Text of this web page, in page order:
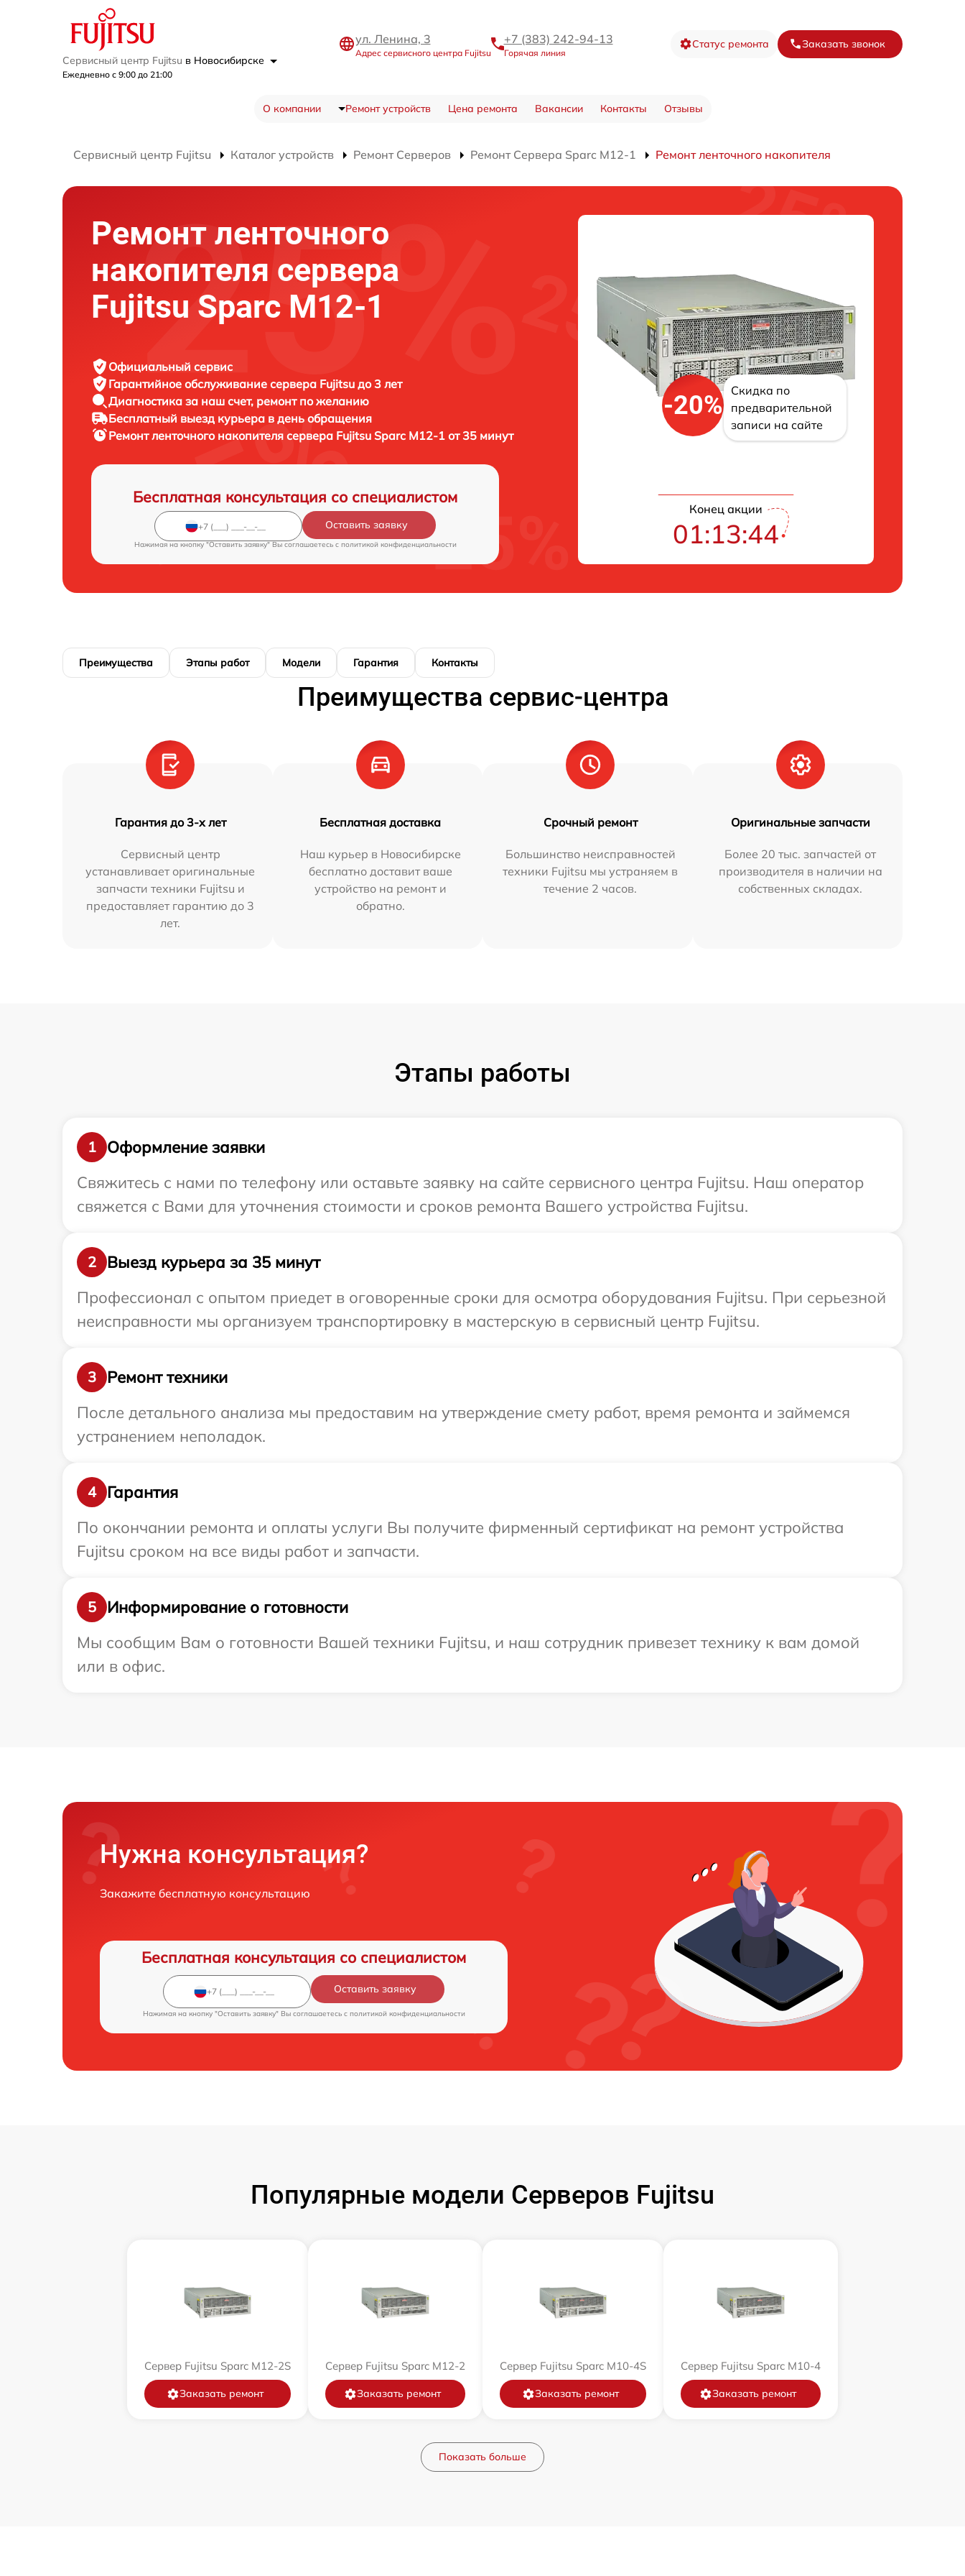
Сервисный центр Fujitsu в Новосибирске
Ежедневно с 9:00 до 21:00
ул. Ленина, 3
Адрес сервисного центра Fujitsu
+7 (383) 242-94-13
Горячая линия
Статус ремонта Заказать звонок
О компании Ремонт устройств Цена ремонта Вакансии Контакты Отзывы
Сервисный центр Fujitsu Каталог устройств Ремонт Серверов Ремонт Сервера Sparc M12-1 Ремонт ленточного накопителя
Ремонт ленточного
накопителя сервера
Fujitsu Sparc M12-1
Официальный сервис
Гарантийное обслуживание сервера Fujitsu до 3 лет
Диагностика за наш счет, ремонт по желанию
Бесплатный выезд курьера в день обращения
Ремонт ленточного накопителя сервера Fujitsu Sparc M12-1 от 35 минут
Бесплатная консультация со специалистом
Оставить заявку
Нажимая на кнопку "Оставить заявку" Вы соглашаетесь c политикой конфиденциальности
-20%
Скидка по
предварительной
записи на сайте
Конец акции
01:13:43
Преимущества Этапы работ Модели Гарантия Контакты
Преимущества сервис-центра
Гарантия до 3-х лет
Сервисный центр
устанавливает оригинальные
запчасти техники Fujitsu и
предоставляет гарантию до 3
лет.
Бесплатная доставка
Наш курьер в Новосибирске
бесплатно доставит ваше
устройство на ремонт и
обратно.
Срочный ремонт
Большинство неисправностей
техники Fujitsu мы устраняем в
течение 2 часов.
Оригинальные запчасти
Более 20 тыс. запчастей от
производителя в наличии на
собственных складах.
Этапы работы
1
Оформление заявки
Свяжитесь с нами по телефону или оставьте заявку на сайте сервисного центра Fujitsu. Наш оператор
свяжется с Вами для уточнения стоимости и сроков ремонта Вашего устройства Fujitsu.
2
Выезд курьера за 35 минут
Профессионал с опытом приедет в оговоренные сроки для осмотра оборудования Fujitsu. При серьезной
неисправности мы организуем транспортировку в мастерскую в сервисный центр Fujitsu.
3
Ремонт техники
После детального анализа мы предоставим на утверждение смету работ, время ремонта и займемся
устранением неполадок.
4
Гарантия
По окончании ремонта и оплаты услуги Вы получите фирменный сертификат на ремонт устройства
Fujitsu сроком на все виды работ и запчасти.
5
Информирование о готовности
Мы сообщим Вам о готовности Вашей техники Fujitsu, и наш сотрудник привезет технику к вам домой
или в офис.
Нужна консультация?
Закажите бесплатную консультацию
Бесплатная консультация со специалистом
Оставить заявку
Нажимая на кнопку "Оставить заявку" Вы соглашаетесь c политикой конфиденциальности
Популярные модели Серверов Fujitsu
Сервер Fujitsu Sparc M12-2S
Заказать ремонт
Сервер Fujitsu Sparc M12-2
Заказать ремонт
Сервер Fujitsu Sparc M10-4S
Заказать ремонт
Сервер Fujitsu Sparc M10-4
Заказать ремонт
Показать больше